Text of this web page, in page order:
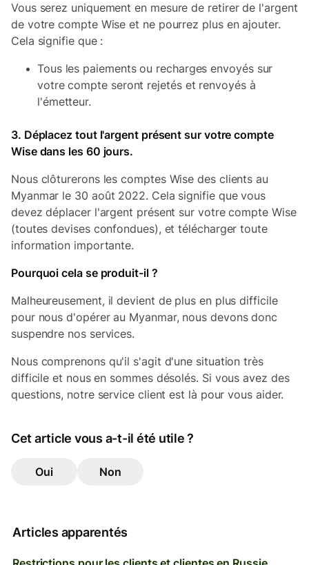
Vous serez uniquement en mesure de retirer de l'argent
de votre compte Wise et ne pourrez plus en ajouter.
Cela signifie que :
Tous les paiements ou recharges envoyés sur
votre compte seront rejetés et renvoyés à
l'émetteur.
3. Déplacez tout l'argent présent sur votre compte
Wise dans les 60 jours.
Nous clôturerons les comptes Wise des clients au
Myanmar le 30 août 2022. Cela signifie que vous
devez déplacer l'argent présent sur votre compte Wise
(toutes devises confondues), et télécharger toute
information importante.
Pourquoi cela se produit-il ?
Malheureusement, il devient de plus en plus difficile
pour nous d'opérer au Myanmar, nous devons donc
suspendre nos services.
Nous comprenons qu'il s'agit d'une situation très
difficile et nous en sommes désolés. Si vous avez des
questions, notre service client est là pour vous aider.
Cet article vous a-t-il été utile ?
Oui Non
Articles apparentés